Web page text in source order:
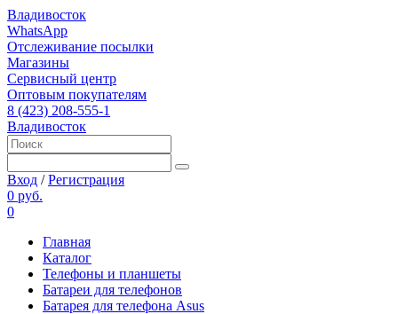
Владивосток
WhatsApp
Отслеживание посылки
Магазины
Сервисный центр
Оптовым покупателям
8 (423) 208-555-1
Владивосток
Вход /Регистрация
0 руб.
0
Главная
Каталог
Телефоны и планшеты
Батареи для телефонов
Батарея для телефона Asus